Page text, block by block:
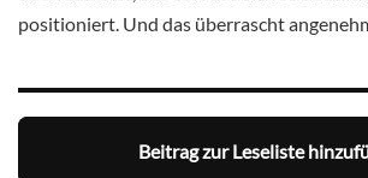
positioniert. Und das überrascht
Beitrag zur Leseliste